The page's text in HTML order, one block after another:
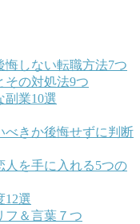
しない転職方法7つ
その対処法9つ
副業10選
べきか後悔せずに判断
人を手に入れる5つの
12選
フ＆言葉７つ